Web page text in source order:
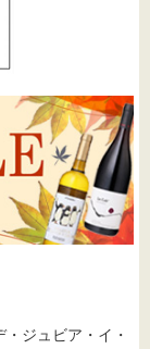
ジュビア・イ・